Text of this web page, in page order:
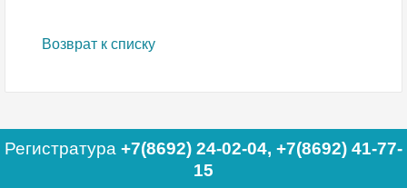
Возврат к списку
Регистратура +7(8692) 24-02-04, +7(8692) 41-77-
15